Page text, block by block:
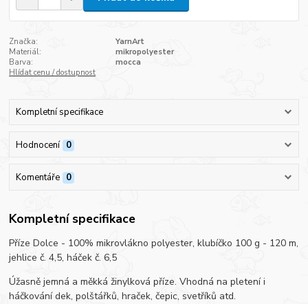
Značka:
YarnArt
Materiál:
mikropolyester
Barva:
mocca
Hlídat cenu / dostupnost
Kompletní specifikace
Hodnocení 0
Komentáře 0
Kompletní specifikace
Příze Dolce - 100% mikrovlákno polyester, klubíčko 100 g - 120 m,
jehlice č. 4,5, háček č. 6,5
Úžasně jemná a měkká žinylková příze. Vhodná na pletení i
háčkování dek, polštářků, hraček, čepic, svetříků atd.